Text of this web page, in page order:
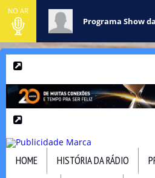
NO AR
Programa Show
HOME HISTÓRIA DA RÁDIO